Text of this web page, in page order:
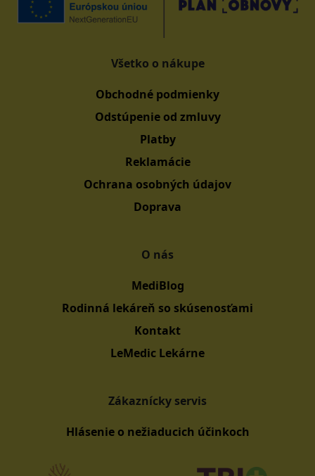
Všetko o nákupe
Obchodné podmienky
Odstúpenie od zmluvy
Platby
Reklamácie
Ochrana osobných údajov
Doprava
O nás
MediBlog
Rodinná lekáreň so skúsenosťami
Kontakt
LeMedic Lekárne
Zákaznícky servis
Hlásenie o nežiaducich účinkoch